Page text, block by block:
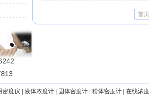
首页
密度仪 液体浓度计 固体密度计 粉体密度计 在线浓